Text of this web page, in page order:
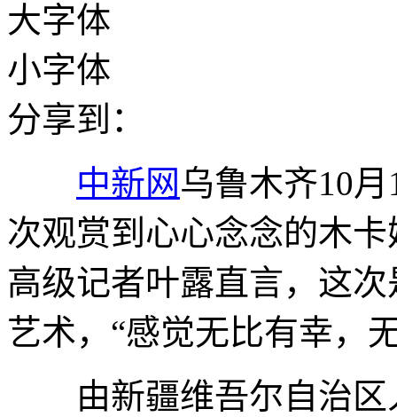
大字体
小字体
分享到：
中新网乌鲁木齐10
次观赏到心心念念的木
高级记者叶露直言，这
艺术，“感觉无比有幸，
由新疆维吾尔自治区